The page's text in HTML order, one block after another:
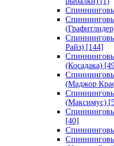
Райз) [144]
(Косадака)
(Маджор
(Максимус)
[40]